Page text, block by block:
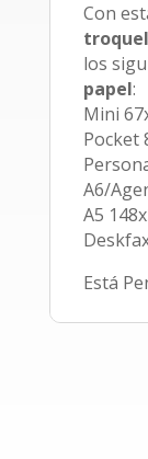
Con
los
papel:
Mini
Pocket
A6/
A5
Está